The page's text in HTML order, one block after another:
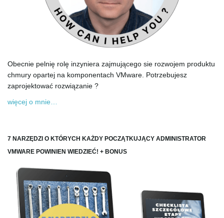
Obecnie pelnię rolę inzyniera zajmującego sie rozwojem produktu
chmury opartej na komponentach VMware. Potrzebujesz
zaprojektować rozwiązanie ?
więcej o mnie…
7 NARZĘDZI O KTÓRYCH KAŻDY POCZĄTKUJĄCY ADMINISTRATOR
VMWARE POWINIEN WIEDZIEĆ! + BONUS